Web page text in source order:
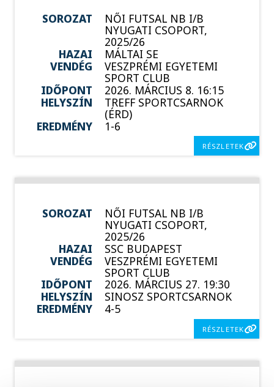
SOROZAT NŐI FUTSAL NB I/B
NYUGATI CSOPORT,
2025/26
HAZAI
MÁLTAI SE
VENDÉG
VESZPRÉMI EGYETEMI
SPORT CLUB
IDŐPONT
2026. MÁRCIUS 8. 16:15
HELYSZÍN
TREFF SPORTCSARNOK
(ÉRD)
EREDMÉNY
1-6
RÉSZLETEK
SOROZAT NŐI FUTSAL NB I/B
NYUGATI CSOPORT,
2025/26
HAZAI
SSC BUDAPEST
VENDÉG
VESZPRÉMI EGYETEMI
SPORT CLUB
IDŐPONT
2026. MÁRCIUS 27. 19:30
HELYSZÍN
SINOSZ SPORTCSARNOK
EREDMÉNY
4-5
RÉSZLETEK